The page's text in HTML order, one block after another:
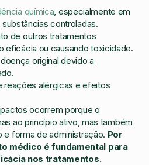
química , especialmente em
controladas.
de outros tratamentos
eficácia ou causando toxicidade.
original devido a
reações alérgicas e efeitos
ocorrem porque o
ao princípio ativo, mas também
forma de administração. Por
médico é fundamental para
nos tratamentos.